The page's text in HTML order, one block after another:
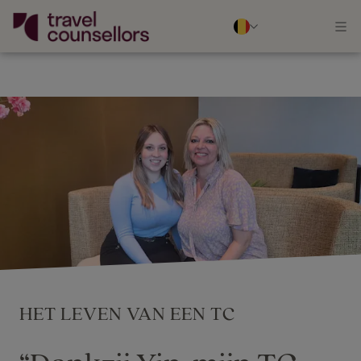
HET LEVEN VAN EEN TC